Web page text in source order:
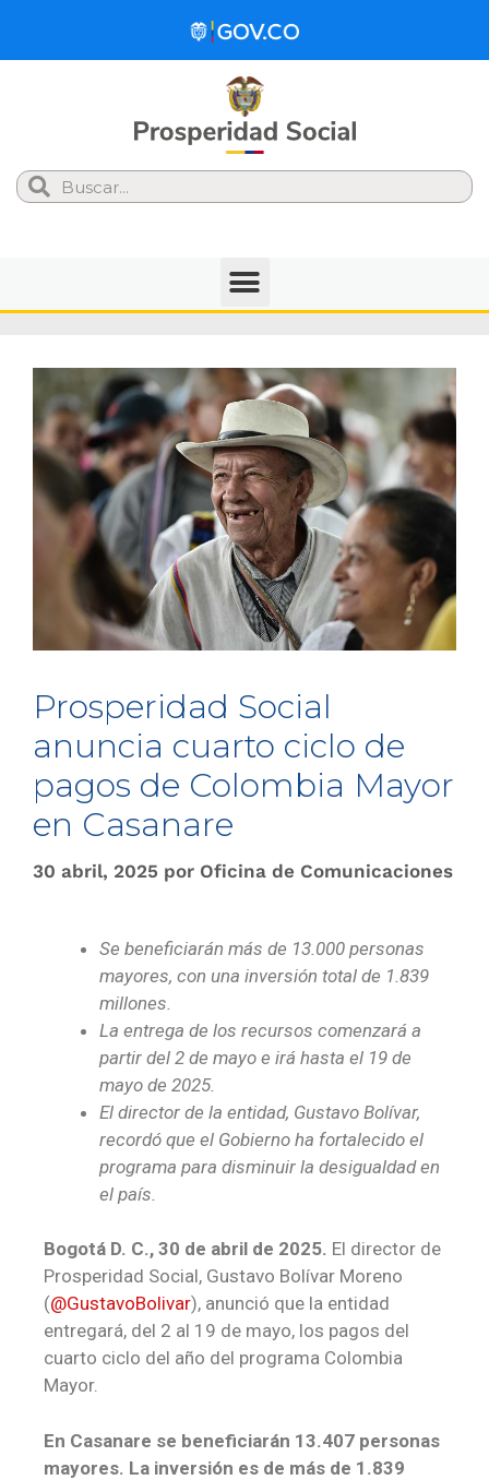
Search
Prosperidad Social
anuncia cuarto ciclo de
pagos de Colombia Mayor
en Casanare
30 abril, 2025 por Oficina de Comunicaciones
Se beneficiarán más de 13.000 personas
mayores, con una inversión total de 1.839
millones.
La entrega de los recursos comenzará a
partir del 2 de mayo e irá hasta el 19 de
mayo de 2025.
El director de la entidad, Gustavo Bolívar,
recordó que el Gobierno ha fortalecido el
programa para disminuir la desigualdad en
el país.
Bogotá D. C., 30 de abril de 2025. El director de
Prosperidad Social, Gustavo Bolívar Moreno
(@GustavoBolivar), anunció que la entidad
entregará, del 2 al 19 de mayo, los pagos del
cuarto ciclo del año del programa Colombia
Mayor.
En Casanare se beneficiarán 13.407 personas
mayores. La inversión es de más de 1.839